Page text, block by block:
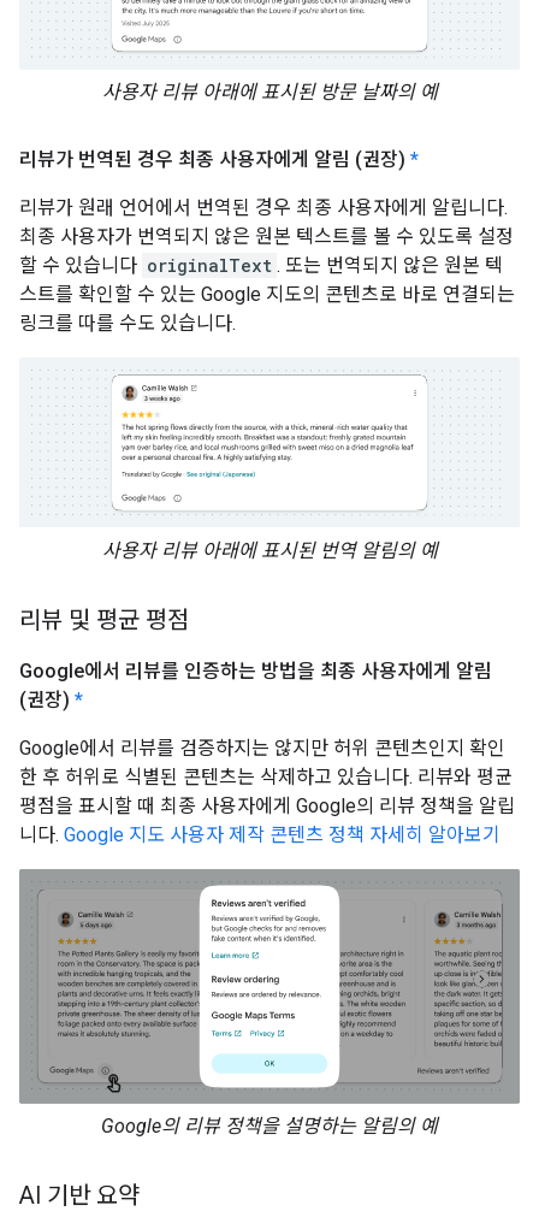
사용자 리뷰 아래에 표시된 방문 날짜의 예
리뷰가 번역된 경우 최종 사용자에게 알림 (권장) *
리뷰가 원래 언어에서 번역된 경우 최종 사용자에게 알립니다.
최종 사용자가 번역되지 않은 원본 텍스트를 볼 수 있도록 설정
할 수 있습니다 originalText . 또는 번역되지 않은 원본 텍
스트를 확인할 수 있는 Google 지도의 콘텐츠로 바로 연결되는
링크를 따를 수도 있습니다.
사용자 리뷰 아래에 표시된 번역 알림의 예
리뷰 및 평균 평점
Google에서 리뷰를 인증하는 방법을 최종 사용자에게 알림
(권장) *
Google에서 리뷰를 검증하지는 않지만 허위 콘텐츠인지 확인
한 후 허위로 식별된 콘텐츠는 삭제하고 있습니다. 리뷰와 평균
평점을 표시할 때 최종 사용자에게 Google의 리뷰 정책을 알립
니다. Google 지도 사용자 제작 콘텐츠 정책 자세히 알아보기
Google의 리뷰 정책을 설명하는 알림의 예
AI 기반 요약